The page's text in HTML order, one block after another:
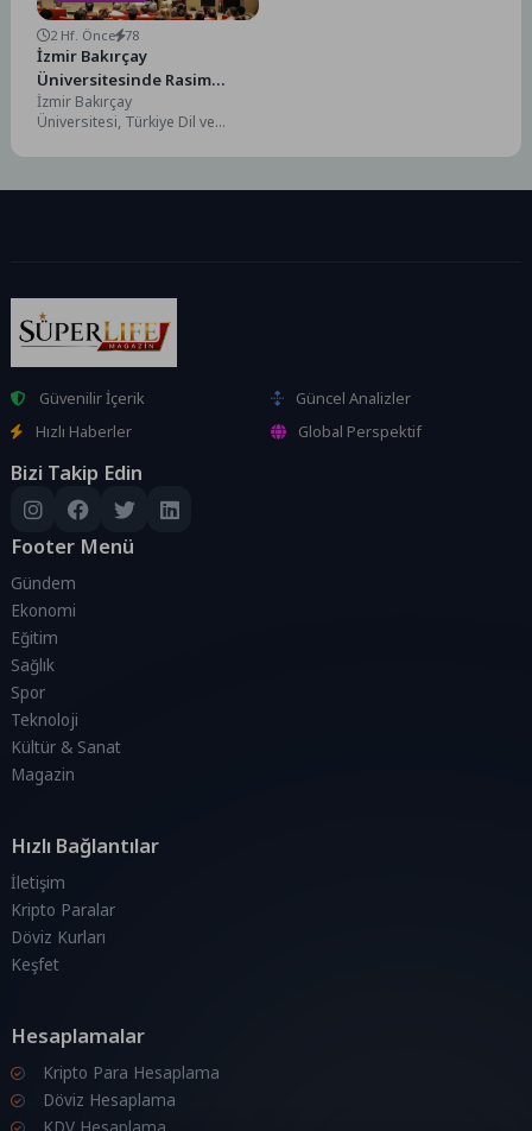
2 Hf. Önce 78
İzmir Bakırçay
Üniversitesinde Rasim
Özdenören Vefatının Yıl
Dönümünde Anıldı
İzmir Bakırçay
Üniversitesi, Türkiye Dil ve
Şubesi ve Genç Memur-Sen
Güvenilir İçerik
Güncel Analizler
Hızlı Haberler
Global Perspektif
Bizi Takip Edin
Footer Menü
Gündem
Ekonomi
Eğitim
Sağlık
Spor
Teknoloji
Kültür & Sanat
Magazin
Hızlı Bağlantılar
İletişim
Kripto Paralar
Döviz Kurları
Keşfet
Hesaplamalar
Kripto Para Hesaplama
Döviz Hesaplama